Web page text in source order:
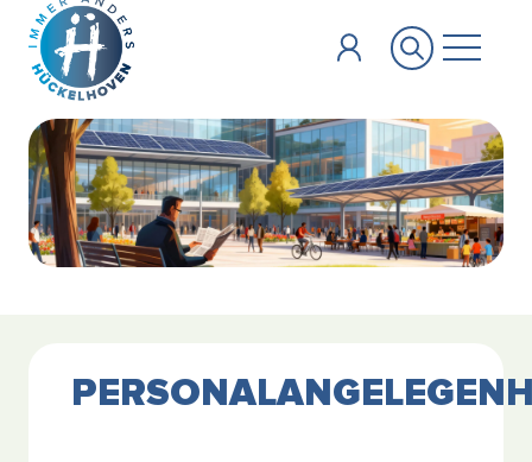
Zum Hauptinhalt springen